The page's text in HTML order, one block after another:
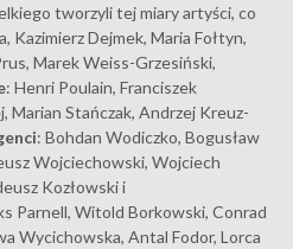
tworzyli tej miary artyści, co
Kazimierz Dejmek, Maria Fołtyn,
Marek Weiss-Grzesiński,
: Henri Poulain, Franciszek
Marian Stańczak, Andrzej Kreuz-
: Bohdan Wodiczko, Bogusław
Wojciechowski, Wojciech
Kozłowski i
Parnell, Witold Borkowski, Conrad
Wycichowska, Antal Fodor, Lorca